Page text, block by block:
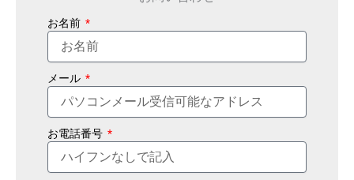
お名前
メール
お電話番号